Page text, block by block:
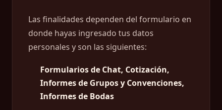
Las finalidades dependen del formulario en
donde hayas ingresado tus datos
personales y son las siguientes:
Formularios de Chat, Cotización,
Informes de Grupos y Convenciones,
Informes de Bodas